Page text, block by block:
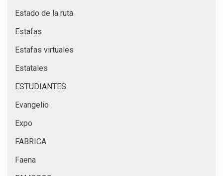
Estado de la ruta
Estafas
Estafas virtuales
Estatales
ESTUDIANTES
Evangelio
Expo
FABRICA
Faena